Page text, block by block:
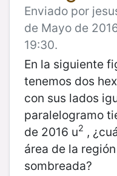
Enviado por
de Mayo de
19:30.
En la siguiente
tenemos dos
con sus lados
paralelogramo
de 2016 u2 ,
área de la región
sombreada?